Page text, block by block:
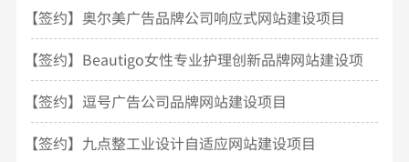
【签约】奥尔美广告品牌公司响应式网站建设项目
【签约】Beautigo女性专业护理创新品牌网站建设项
目
【签约】逗号广告公司品牌网站建设项目
【签约】九点整工业设计自适应网站建设项目